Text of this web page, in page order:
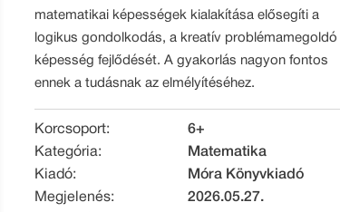
matematikai képességek kialakítása elősegíti a
logikus gondolkodás, a kreatív problémamegoldó
képesség fejlődését. A gyakorlás nagyon fontos
ennek a tudásnak az elmélyítéséhez.
Korcsoport:
6+
Kategória:
Matematika
Kiadó:
Móra Könyvkiadó
Megjelenés:
2026.05.27.